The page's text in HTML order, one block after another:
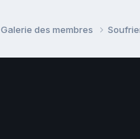
Galerie des membres